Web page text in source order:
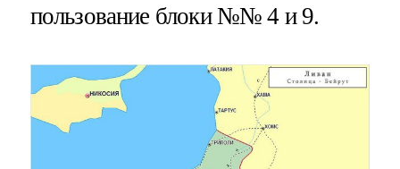
пользование блоки №№ 4 и 9.